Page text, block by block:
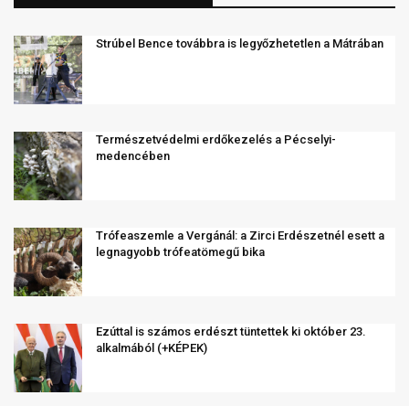
Strúbel Bence továbbra is legyőzhetetlen a Mátrában
Természetvédelmi erdőkezelés a Pécselyi-
medencében
Trófeaszemle a Vergánál: a Zirci Erdészetnél esett a
legnagyobb trófeatömegű bika
Ezúttal is számos erdészt tüntettek ki október 23.
alkalmából (+KÉPEK)